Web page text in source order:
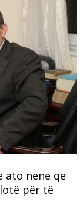
ato nene që
për të